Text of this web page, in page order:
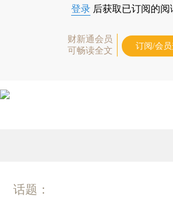
登录 后获取已订阅的阅
财新通会员
可畅读全文
订阅/会员
话题：